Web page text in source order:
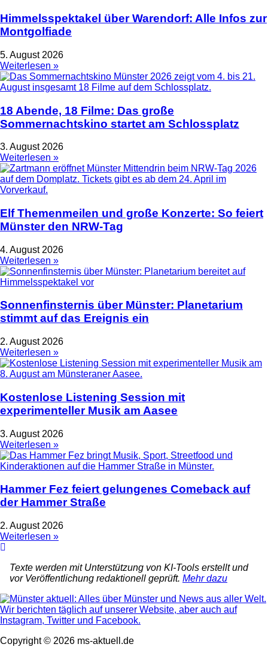
Himmelsspektakel über Warendorf: Alle Infos zur
Montgolfiade
5. August 2026
Weiterlesen »
18 Abende, 18 Filme: Das große
Sommernachtskino startet am Schlossplatz
3. August 2026
Weiterlesen »
Elf Themenmeilen und große Konzerte: So feiert
Münster den NRW-Tag
4. August 2026
Weiterlesen »
Sonnenfinsternis über Münster: Planetarium
stimmt auf das Ereignis ein
2. August 2026
Weiterlesen »
Kostenlose Listening Session mit
experimenteller Musik am Aasee
3. August 2026
Weiterlesen »
Hammer Fez feiert gelungenes Comeback auf
der Hammer Straße
2. August 2026
Weiterlesen »
Texte werden mit Unterstützung von KI-Tools erstellt und
vor Veröffentlichung redaktionell geprüft. Mehr dazu
Copyright © 2026 ms-aktuell.de